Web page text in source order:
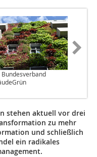
Bundesverband
stehen aktuell vor drei
zu mehr
und schließlich
ein radikales